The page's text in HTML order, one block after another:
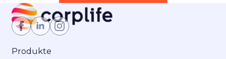
Jetzt Mitglied werden
Produkte